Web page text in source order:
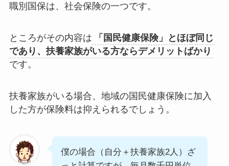
職別国保は、社会保険の一つです。
ところがその内容は
「国民健康保険」とほぼ同じ
であり、扶養家族がいる方ならデメリットばかり
です。
扶養家族がいる場合、地域の国民健康保険に加入
した方が保険料は抑えられるでしょう。
僕の場合（自分＋扶養家族2人）ざ